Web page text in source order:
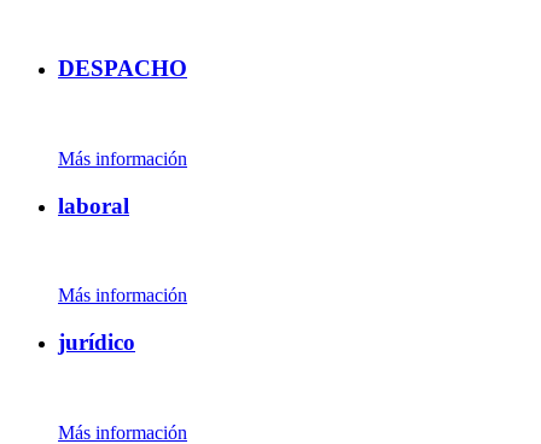
DESPACHO
Más información
laboral
Más información
jurídico
Más información